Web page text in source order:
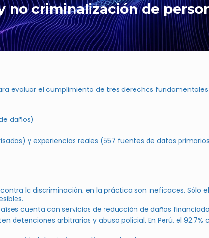
no criminalización de
evaluar el cumplimiento de tres derechos
daños)
y experiencias reales (557 fuentes de datos
la discriminación, en la práctica son ineficaces. Sólo
cuenta con servicios de reducción de daños
detenciones arbitrarias y abuso policial. En Perú, el